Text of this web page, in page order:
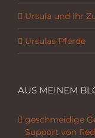
Ursula und ihr
Ursulas Pferde
AUS MEINEM
geschmeidige
Support von